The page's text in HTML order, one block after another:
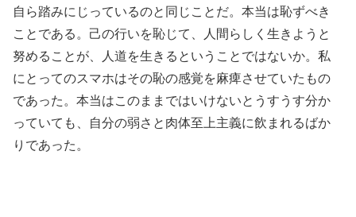
自ら踏みにじっているのと同じことだ。本当は恥ずべき
ことである。己の行いを恥じて、人間らしく生きようと
努めることが、人道を生きるということではないか。私
にとってのスマホはその恥の感覚を麻痺させていたもの
であった。本当はこのままではいけないとうすうす分か
っていても、自分の弱さと肉体至上主義に飲まれるばか
りであった。